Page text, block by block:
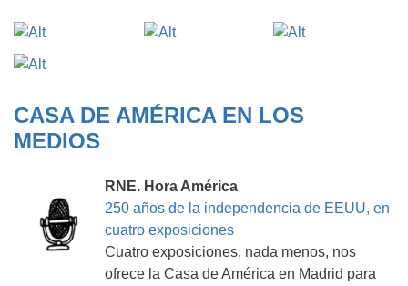
CASA DE AMÉRICA EN LOS
MEDIOS
RNE. Hora América
250 años de la independencia de EEUU, en
cuatro exposiciones
Cuatro exposiciones, nada menos, nos
ofrece la Casa de América en Madrid para